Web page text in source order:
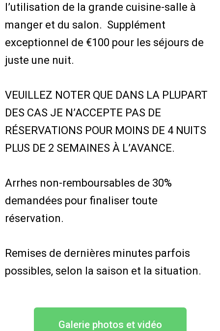
l’utilisation de la grande cuisine-salle à
manger et du salon. Supplément
exceptionnel de €100 pour les séjours de
juste une nuit.
VEUILLEZ NOTER QUE DANS LA PLUPART
DES CAS JE N’ACCEPTE PAS DE
RÉSERVATIONS POUR MOINS DE 4 NUITS
PLUS DE 2 SEMAINES À L’AVANCE.
Arrhes non-remboursables de 30%
demandées pour finaliser toute
réservation.
Remises de dernières minutes parfois
possibles, selon la saison et la situation.
Galerie photos et vidéo